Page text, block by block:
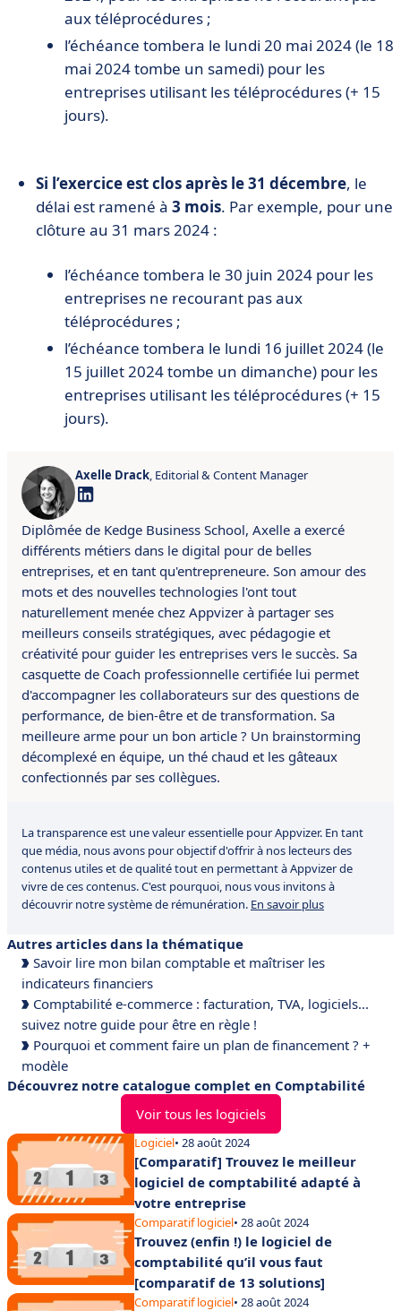
aux téléprocédures ;
l’échéance tombera le lundi 20 mai 2024 (le 18
mai 2024 tombe un samedi) pour les
entreprises utilisant les téléprocédures (+ 15
jours).
Si l’exercice est clos après le 31 décembre, le
délai est ramené à 3 mois. Par exemple, pour une
clôture au 31 mars 2024 :
l’échéance tombera le 30 juin 2024 pour les
entreprises ne recourant pas aux
téléprocédures ;
l’échéance tombera le lundi 16 juillet 2024 (le
15 juillet 2024 tombe un dimanche) pour les
entreprises utilisant les téléprocédures (+ 15
jours).
Axelle Drack, Editorial & Content Manager
Diplômée de Kedge Business School, Axelle a exercé
différents métiers dans le digital pour de belles
entreprises, et en tant qu'entrepreneure. Son amour des
mots et des nouvelles technologies l'ont tout
naturellement menée chez Appvizer à partager ses
meilleurs conseils stratégiques, avec pédagogie et
créativité pour guider les entreprises vers le succès. Sa
casquette de Coach professionnelle certifiée lui permet
d'accompagner les collaborateurs sur des questions de
performance, de bien-être et de transformation. Sa
meilleure arme pour un bon article ? Un brainstorming
décomplexé en équipe, un thé chaud et les gâteaux
confectionnés par ses collègues.
La transparence est une valeur essentielle pour Appvizer. En tant
que média, nous avons pour objectif d'offrir à nos lecteurs des
contenus utiles et de qualité tout en permettant à Appvizer de
vivre de ces contenus. C'est pourquoi, nous vous invitons à
découvrir notre système de rémunération. En savoir plus
Autres articles dans la thématique
Savoir lire mon bilan comptable et maîtriser les
indicateurs financiers
Comptabilité e-commerce : facturation, TVA, logiciels...
suivez notre guide pour être en règle !
Pourquoi et comment faire un plan de financement ? +
modèle
Découvrez notre catalogue complet en Comptabilité
Voir tous les logiciels
Logiciel• 28 août 2024
[Comparatif] Trouvez le meilleur
logiciel de comptabilité adapté à
votre entreprise
Comparatif logiciel• 28 août 2024
Trouvez (enfin !) le logiciel de
comptabilité qu’il vous faut
[comparatif de 13 solutions]
Comparatif logiciel• 28 août 2024